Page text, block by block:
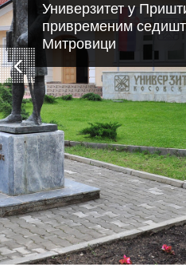
Универзитет у
привременим
Митровици